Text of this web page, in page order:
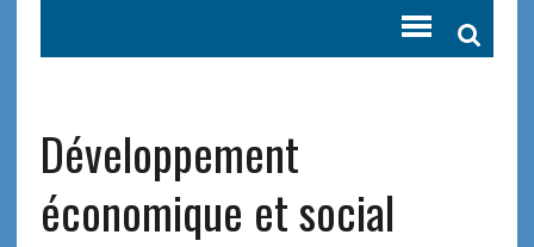
Développement
économique et social